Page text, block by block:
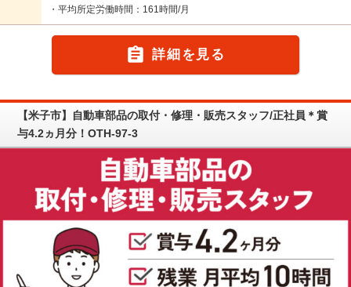
・平均所定労働時間：161時間/月
 詳細を見る
【米子市】自動車部品の取付・修理・販売スタッフ/正社員＊賞
与4.2ヵ月分！OTH-97-3